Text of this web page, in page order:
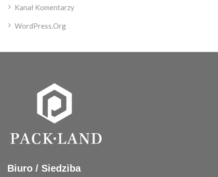
Kanał Komentarzy
WordPress.org
Biuro / Siedziba